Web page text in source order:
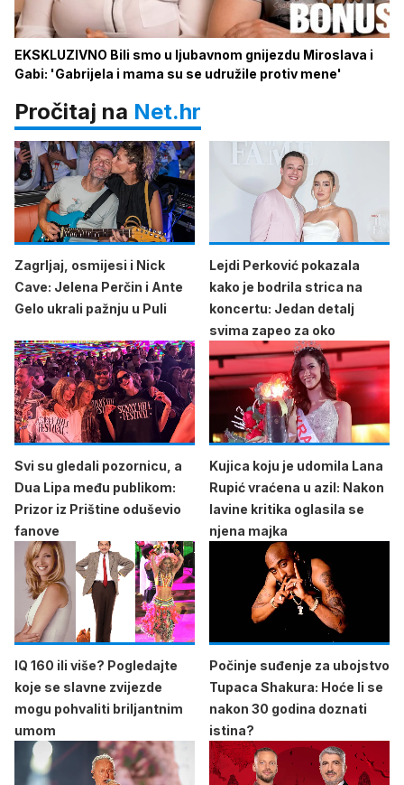
EKSKLUZIVNO Bili smo u ljubavnom gnijezdu Miroslava i
Gabi: 'Gabrijela i mama su se udružile protiv mene'
Pročitaj na Net.hr
Zagrljaj, osmijesi i Nick
Cave: Jelena Perčin i Ante
Gelo ukrali pažnju u Puli
Lejdi Perković pokazala
kako je bodrila strica na
koncertu: Jedan detalj
svima zapeo za oko
Svi su gledali pozornicu, a
Dua Lipa među publikom:
Prizor iz Prištine oduševio
fanove
Kujica koju je udomila Lana
Rupić vraćena u azil: Nakon
lavine kritika oglasila se
njena majka
IQ 160 ili više? Pogledajte
koje se slavne zvijezde
mogu pohvaliti briljantnim
umom
Počinje suđenje za ubojstvo
Tupaca Shakura: Hoće li se
nakon 30 godina doznati
istina?